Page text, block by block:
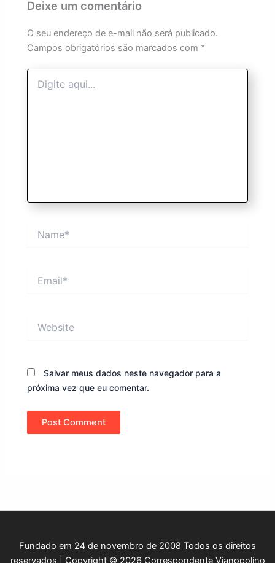
Deixe um comentário
O seu endereço de e-mail não será publicado.
Campos obrigatórios são marcados com *
Digite
aqui...
Salvar meus dados neste navegador para a
próxima vez que eu comentar.
Fundado em 24 de novembro de 2008 Todos os direitos
reservados | Copyright © 2026 Correspondente Vianopolino